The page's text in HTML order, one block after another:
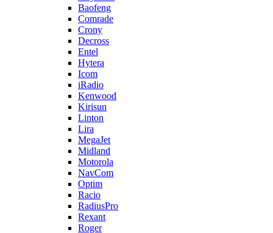
Baofeng
Comrade
Crony
Decross
Entel
Hytera
Icom
iRadio
Kenwood
Kirisun
Linton
Lira
MegaJet
Midland
Motorola
NavCom
Optim
Racio
RadiusPro
Rexant
Roger